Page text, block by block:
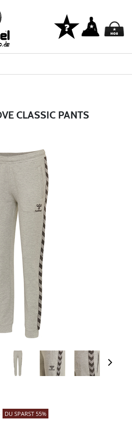
CLASSIC PANTS
DU SPARST 55%